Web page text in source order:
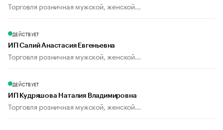
Торговля розничная мужской, женской...
ДЕЙСТВУЕТ
ИП Салий Анастасия Евгеньевна
Торговля розничная мужской, женской...
ДЕЙСТВУЕТ
ИП Кудряшова Наталия Владимировна
Торговля розничная мужской, женской...